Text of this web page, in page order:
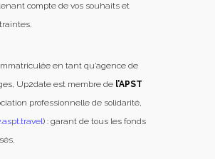
compte de vos souhaits et
en tant qu’agence de
Up2date est membre de l’APST
professionnelle de solidarité,
) : garant de tous les fonds